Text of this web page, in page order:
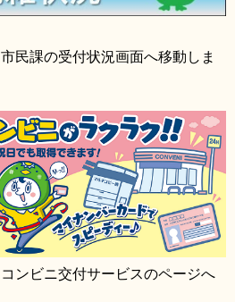
民課の受付状況画面へ移動しま
ンビニ交付サービスのページへ